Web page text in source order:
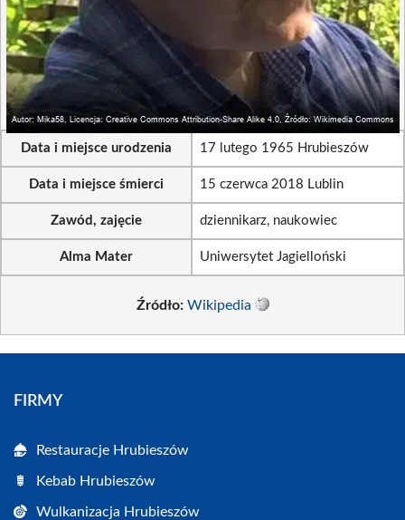
Data i miejsce urodzenia 17 lutego 1965 Hrubieszów
Data i miejsce śmierci 15 czerwca 2018 Lublin
Zawód, zajęcie dziennikarz, naukowiec
Alma Mater Uniwersytet Jagielloński
Źródło: Wikipedia
FIRMY
Restauracje Hrubieszów
Kebab Hrubieszów
Wulkanizacja Hrubieszów